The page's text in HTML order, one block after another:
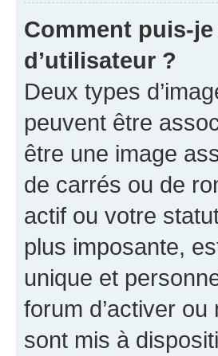
Comment puis-
d’utilisateur ?
Deux types
peuvent être
être une image
de carrés ou de
actif ou votre
plus imposante,
unique et
forum d’activer
sont mis à